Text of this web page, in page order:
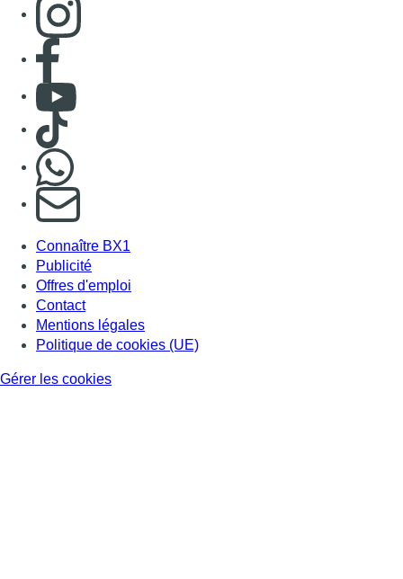
Consulter page Facebook
Consulter Youtube
Consulter TikTok
S'abonner à notre newsletter
Connaître BX1
Publicité
Offres d'emploi
Contact
Mentions légales
Politique de cookies (UE)
Gérer les cookies